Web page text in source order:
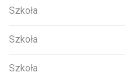
Szkoła
Szkoła
Szkoła